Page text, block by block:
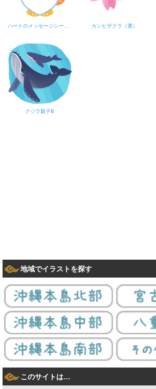
カンヒザクラ（透）
クジラ親子B
地域でイラストを探す
このサイトは…